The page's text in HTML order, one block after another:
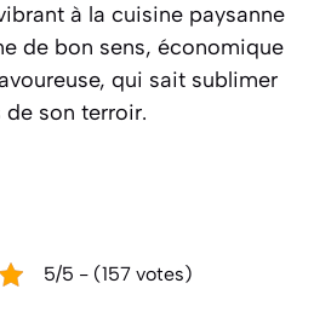
à la cuisine paysanne
de bon sens, économique
qui sait sublimer
son terroir.
5/5 - (157 votes)